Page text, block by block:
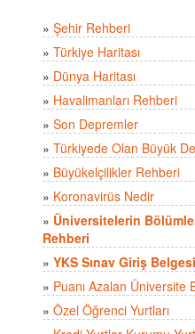
» Şehir Rehberi
» Türkiye Haritası
» Dünya Haritası
» Havalimanları Rehberi
» Son Depremler
» Türkiyede Olan Büyük
» Büyükelçilikler Rehberi
» Koronavirüs Nedir
» Üniversitelerin
Rehberi
» YKS Sınav Giriş
» Puanı Azalan Üniversite
» Özel Öğrenci Yurtları